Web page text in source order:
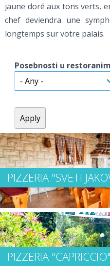
jaune doré aux tons verts,
chef deviendra une
longtemps sur votre palais.
Posebnosti u
PIZZERIA "SVETI
PIZZERIA "CAPRICCIO"